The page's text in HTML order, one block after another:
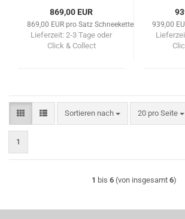
869,00 EUR
869,00 EUR pro Satz Schneeketten (2 Stk)
Lieferzeit: 2-3 Tage oder
Click & Collect
939,00
Sortieren nach
Sortieren nach 20 pro Seite
pro Seite
1
1 bis 6 (von insgesamt 6)